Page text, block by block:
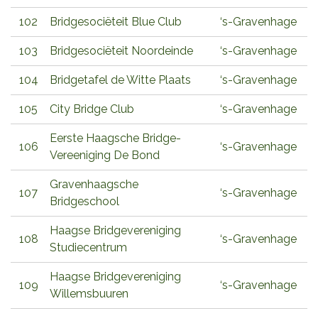
102 Bridgesociëteit Blue Club ‘s-Gravenhage
103 Bridgesociëteit Noordeinde ‘s-Gravenhage
104 Bridgetafel de Witte Plaats ‘s-Gravenhage
105 City Bridge Club ‘s-Gravenhage
106
Eerste Haagsche Bridge-
Vereeniging De Bond
‘s-Gravenhage
107
Gravenhaagsche
Bridgeschool
‘s-Gravenhage
108
Haagse Bridgevereniging
Studiecentrum
‘s-Gravenhage
109
Haagse Bridgevereniging
Willemsbuuren
‘s-Gravenhage